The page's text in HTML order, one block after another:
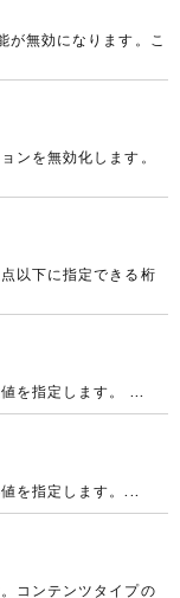
が無効になります。こ
ンを無効化します。
以下に指定できる桁
を指定します。 ...
を指定します。...
コンテンツタイプの